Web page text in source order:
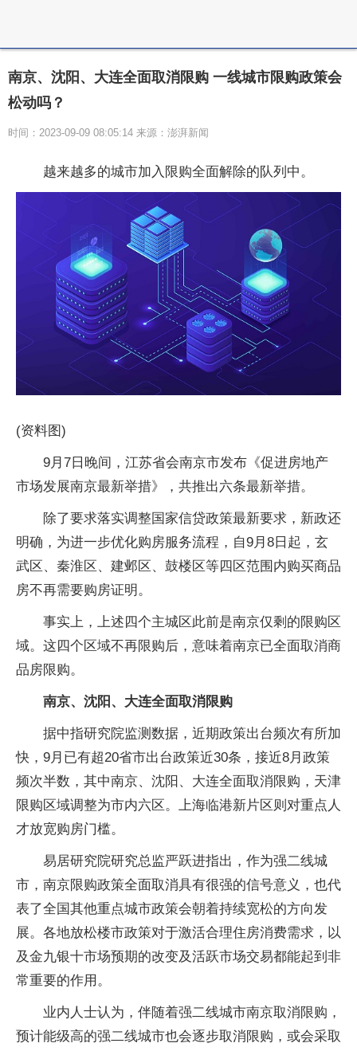
南京、沈阳、大连全面取消限购 一线城市限购政策会
松动吗？
时间：2023-09-09 08:05:14 来源：澎湃新闻
越来越多的城市加入限购全面解除的队列中。
(资料图)
9月7日晚间，江苏省会南京市发布《促进房地产
市场发展南京最新举措》，共推出六条最新举措。
除了要求落实调整国家信贷政策最新要求，新政还
明确，为进一步优化购房服务流程，自9月8日起，玄
武区、秦淮区、建邺区、鼓楼区等四区范围内购买商品
房不再需要购房证明。
事实上，上述四个主城区此前是南京仅剩的限购区
域。这四个区域不再限购后，意味着南京已全面取消商
品房限购。
南京、沈阳、大连全面取消限购
据中指研究院监测数据，近期政策出台频次有所加
快，9月已有超20省市出台政策近30条，接近8月政策
频次半数，其中南京、沈阳、大连全面取消限购，天津
限购区域调整为市内六区。上海临港新片区则对重点人
才放宽购房门槛。
易居研究院研究总监严跃进指出，作为强二线城
市，南京限购政策全面取消具有很强的信号意义，也代
表了全国其他重点城市政策会朝着持续宽松的方向发
展。各地放松楼市政策对于激活合理住房消费需求，以
及金九银十市场预期的改变及活跃市场交易都能起到非
常重要的作用。
业内人士认为，伴随着强二线城市南京取消限购，
预计能级高的强二线城市也会逐步取消限购，或会采取